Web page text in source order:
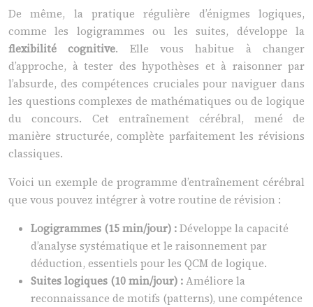
De même, la pratique régulière d’énigmes logiques,
comme les logigrammes ou les suites, développe la
flexibilité cognitive. Elle vous habitue à changer
d’approche, à tester des hypothèses et à raisonner par
l’absurde, des compétences cruciales pour naviguer dans
les questions complexes de mathématiques ou de logique
du concours. Cet entraînement cérébral, mené de
manière structurée, complète parfaitement les révisions
classiques.
Voici un exemple de programme d’entraînement cérébral
que vous pouvez intégrer à votre routine de révision :
Logigrammes (15 min/jour) :Développe la capacité
d’analyse systématique et le raisonnement par
déduction, essentiels pour les QCM de logique.
Suites logiques (10 min/jour) :Améliore la
reconnaissance de motifs (patterns), une compétence